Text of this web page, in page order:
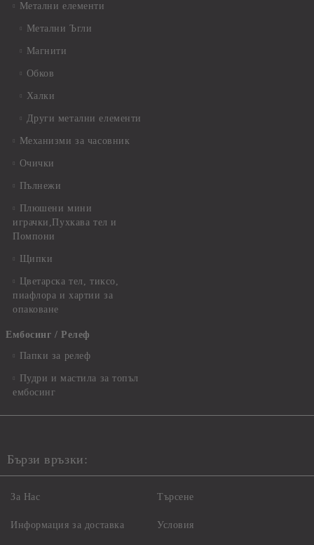
Метални елементи
Метални Ъгли
Магнити
Обков
Халки
Други метални елементи
Механизми за часовник
Очички
Пълнежи
Плюшени мини
играчки,Пухкава тел и
Помпони
Щипки
Цветарска тел, тиксо,
пиафлора и хартии за
опаковане
Ембосинг / Релеф
Папки за релеф
Пудри и мастила за топъл
ембосинг
Бързи връзки:
За Нас
Информация за доставка
Търсене
Условия